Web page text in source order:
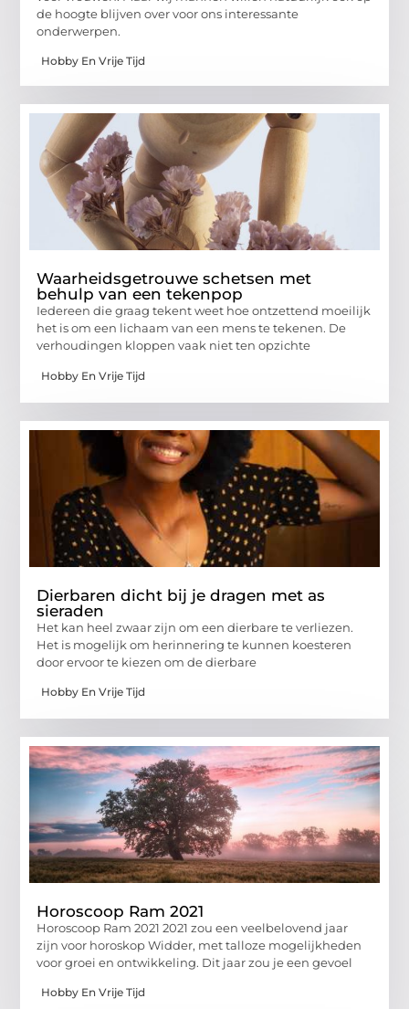
de hoogte blijven over voor ons interessante
onderwerpen.
Hobby En Vrije Tijd
Waarheidsgetrouwe schetsen met
behulp van een tekenpop
Iedereen die graag tekent weet hoe ontzettend moeilijk
het is om een lichaam van een mens te tekenen. De
verhoudingen kloppen vaak niet ten opzichte
Hobby En Vrije Tijd
Dierbaren dicht bij je dragen met as
sieraden
Het kan heel zwaar zijn om een dierbare te verliezen.
Het is mogelijk om herinnering te kunnen koesteren
door ervoor te kiezen om de dierbare
Hobby En Vrije Tijd
Horoscoop Ram 2021
Horoscoop Ram 2021 2021 zou een veelbelovend jaar
zijn voor horoskop Widder, met talloze mogelijkheden
voor groei en ontwikkeling. Dit jaar zou je een gevoel
Hobby En Vrije Tijd